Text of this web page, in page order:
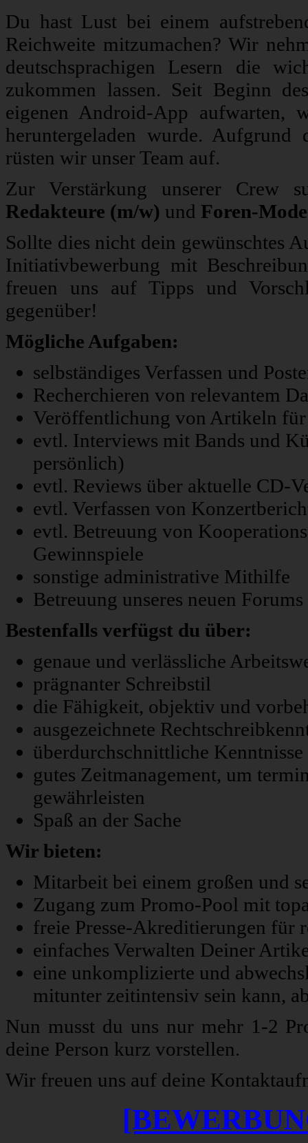
Du hast Lust bei einem
Reichweite mitzumachen? Wir
deutschsprachigen Lesern die
zukommen lassen. Seit Beginn
eigenen Android-App aufwarten,
heruntergeladen wurde.
rüsten wir unser Team auf.
Zur Verstärkung unserer Crew
Redakteure (m/w) und Foren-
Sollte dies nicht dein gewünschtes
Initiativbewerbung mit
freuen uns auf Tipps und
gegenüber!
Mögliche Aufgaben:
selbständiges Verfassen und
Recherchieren von relevantem
Veröffentlichung von Artikeln
evtl. Interviews mit Bands und
persönlich)
evtl. Reviews über aktuelle CD-
evtl. Verfassen von
evtl. Betreuung von
Gewinnspiele
sonstige administrative Mithilfe
Betreuung unseres neuen
Bestenfalls verfügst du über:
genaue und verlässliche
prägnanter Schreibstil
die Fähigkeit, objektiv und
ausgezeichnete
überdurchschnittliche
gutes Zeitmanagement, um
gewährleisten
Spaß an der Sache
Wir bieten:
Mitarbeit bei einem großen und
Zugang zum Promo-Pool mit
freie Presse-Akreditierungen für
einfaches Verwalten Deiner
eine unkomplizierte und
mitunter zeitintensiv sein kann,
Nun musst du uns nur mehr 1-2
deine Person kurz vorstellen.
Wir freuen uns auf deine